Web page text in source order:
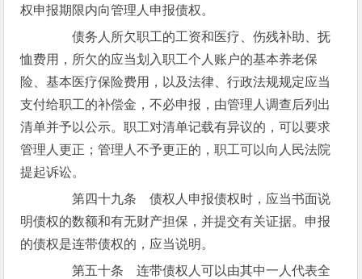
权申报期限内向管理人申报债权。
债务人所欠职工的工资和医疗、伤残补助、抚
恤费用，所欠的应当划入职工个人账户的基本养老保
险、基本医疗保险费用，以及法律、行政法规规定应当
支付给职工的补偿金，不必申报，由管理人调查后列出
清单并予以公示。职工对清单记载有异议的，可以要求
管理人更正；管理人不予更正的，职工可以向人民法院
提起诉讼。
第四十九条 债权人申报债权时，应当书面说
明债权的数额和有无财产担保，并提交有关证据。申报
的债权是连带债权的，应当说明。
第五十条 连带债权人可以由其中一人代表全